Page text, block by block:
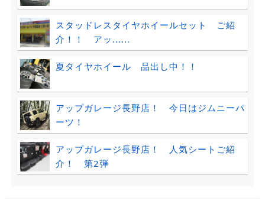
スタッドレスタイヤホイールセット ご紹
介！！ アッ......
夏タイヤホイール 品出し中！！
アップガレージ長野店！ 今日はジムニーパ
ーツ！
アップガレージ長野店！ 人気シートご紹
介！ 第2弾